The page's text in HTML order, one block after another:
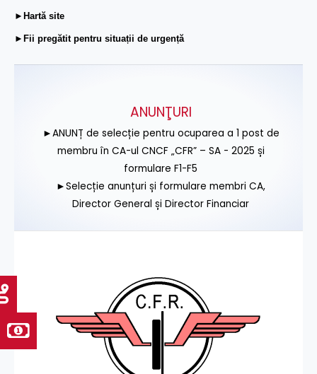
►Hartă site
►Fii pregătit pentru situații de urgență
ANUNŢURI
►ANUNȚ de selecție pentru ocuparea a 1 post de
membru în CA-ul CNCF „CFR” – SA - 2025 și
formulare F1-F5
►Selecție anunțuri și formulare membri CA,
Director General și Director Financiar